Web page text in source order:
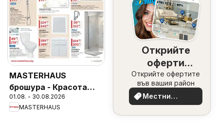
MASTERHAUS
брошура - Красота
създадена за Вашия
комфорт
01.08. - 30.08.2026
MASTERHAUS
Открийте
оферти
наблизо
Открийте офертите
във вашия район
Местни
оферти